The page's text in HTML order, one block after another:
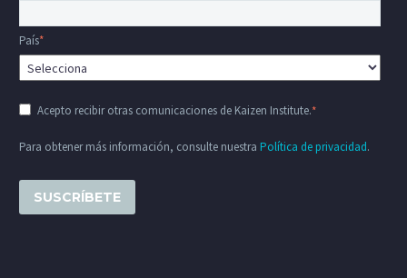
País*
Acepto recibir otras comunicaciones de Kaizen Institute.*
Para obtener más información, consulte nuestra Política de privacidad.